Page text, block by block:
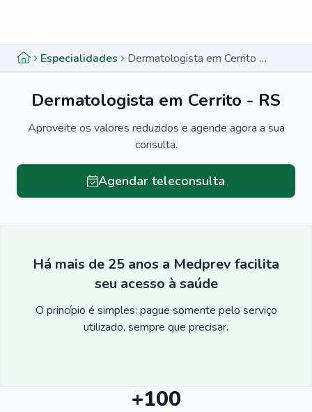
Especialidades Dermatologista em Cerrito - RS
Dermatologista em Cerrito - RS
Aproveite os valores reduzidos e agende agora a sua
consulta.
Agendar teleconsulta
Há mais de 25 anos a Medprev facilita
seu acesso à saúde
O princípio é simples: pague somente pelo serviço
utilizado, sempre que precisar.
+100